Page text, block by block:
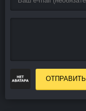
ОТПРАВИТЬ